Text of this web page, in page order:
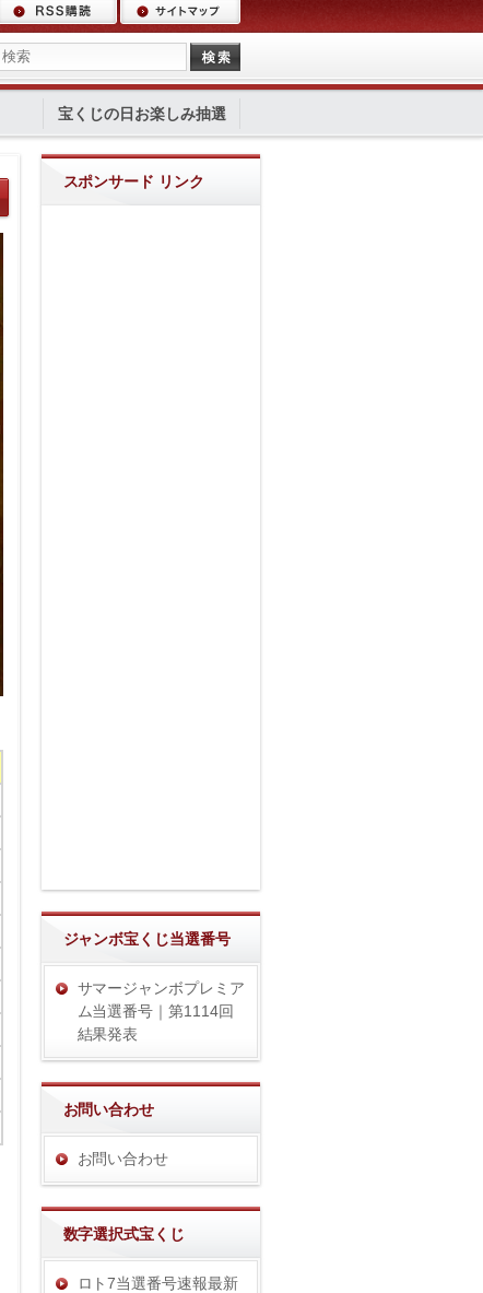
宝くじの日お楽しみ抽選
スポンサード リンク
ジャンボ宝くじ当選番号
サマージャンボプレミア
ム当選番号｜第1114回
結果発表
お問い合わせ
お問い合わせ
数字選択式宝くじ
ロト7当選番号速報最新